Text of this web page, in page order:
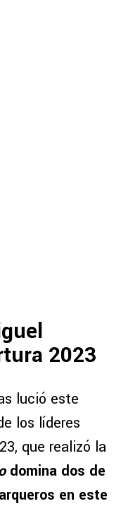
2023
lució este
los líderes
que realizó la
domina dos de
en este